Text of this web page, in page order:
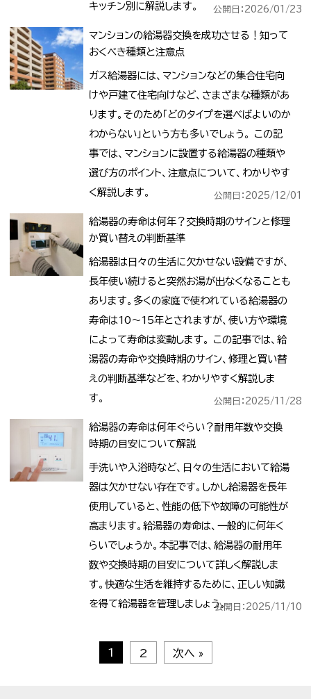
キッチン別に解説します。
公開日：2026/01/23
マンションの給湯器交換を成功させる！知って
おくべき種類と注意点
ガス給湯器には、マンションなどの集合住宅向
けや戸建て住宅向けなど、さまざまな種類があ
ります。そのため「どのタイプを選べばよいのか
わからない」という方も多いでしょう。 この記
事では、マンションに設置する給湯器の種類や
選び方のポイント、注意点について、わかりやす
く解説します。
公開日：2025/12/01
給湯器の寿命は何年？交換時期のサインと修理
か買い替えの判断基準
給湯器は日々の生活に欠かせない設備ですが、
長年使い続けると突然お湯が出なくなることも
あります。多くの家庭で使われている給湯器の
寿命は10〜15年とされますが、使い方や環境
によって寿命は変動します。 この記事では、給
湯器の寿命や交換時期のサイン、修理と買い替
えの判断基準などを、わかりやすく解説しま
す。
公開日：2025/11/28
給湯器の寿命は何年ぐらい？耐用年数や交換
時期の目安について解説
手洗いや入浴時など、日々の生活において給湯
器は欠かせない存在です。しかし給湯器を長年
使用していると、性能の低下や故障の可能性が
高まります。給湯器の寿命は、一般的に何年く
らいでしょうか。本記事では、給湯器の耐用年
数や交換時期の目安について詳しく解説しま
す。快適な生活を維持するために、正しい知識
を得て給湯器を管理しましょう。公開日：2025/11/10
1 2 次へ »